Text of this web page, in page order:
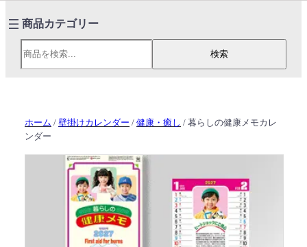
検索
検索
ホーム / 壁掛けカレンダー / 健康・癒し / 暮らしの健康メモカレ
ンダー